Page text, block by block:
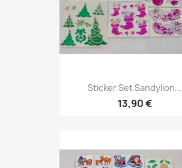
Sticker Set Sandylion...
13,90 €